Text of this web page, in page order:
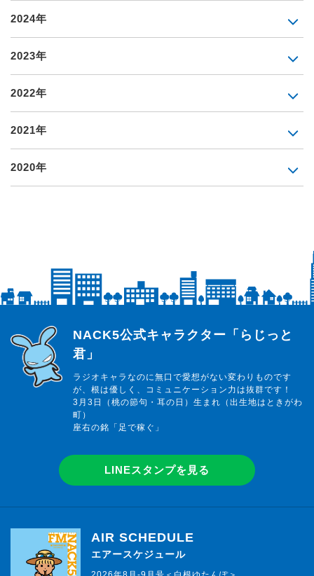
2024年
2023年
2022年
2021年
2020年
らじっと君
NACK5公式キャラクター「らじっと
君」
ラジオキャラなのに無口で愛想がない変わりものです
が、根は優しく、コミュニケーション力は抜群です！
3月3日（桃の節句・耳の日）生まれ（出生地はときがわ
町）
座右の銘「足で稼ぐ」
LINEスタンプを見る
AIR SCHEDULE
エアースケジュール